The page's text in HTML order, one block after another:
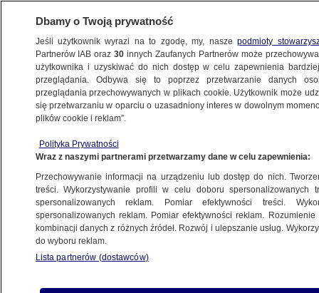
BANKOWOŚĆ
"Ważne przelewy zleć wcześniej".
Komunikaty banków
BIZNES
Dostawca usług płatniczych traci
licencję. KNF zarzuca mu brak
ostrożności
BIZNES
Dbamy o Twoją prywatność
Jeśli użytkownik wyrazi na to zgodę, my, naszepodmioty
Partnerów IAB oraz30 innych Zaufanych Partnerów może
użytkownika i uzyskiwać do nich dostęp w celu zapewnienia
przeglądania. Odbywa się to poprzez przetwarzanie danych
przeglądania przechowywanych w plikach cookie. Użytkownik może
się przetwarzaniu w oparciu o uzasadniony interes w dowolnym
plików cookie i reklam”.
Polityka Prywatności
Wraz z naszymi partnerami przetwarzamy dane w celu zapewnienia:
Przechowywanie informacji na urządzeniu lub dostęp do nich.
treści. Wykorzystywanie profili w celu doboru spersonalizowanych
spersonalizowanych reklam. Pomiar efektywności treści.
spersonalizowanych reklam. Pomiar efektywności reklam.
kombinacji danych z różnych źródeł. Rozwój i ulepszanie usług.
do wyboru reklam.
Lista partnerów (dostawców)